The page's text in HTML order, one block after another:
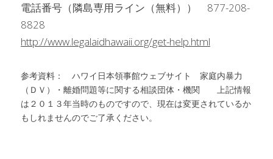
電話番号（隣島専用ライン（無料））　877-208-
8828
http://www.legalaidhawaii.org/get-help.html
参考資料：　ハワイ日本領事館ウェブサイト　家庭内暴力
（ＤＶ）・離婚問題等に関する相談団体・機関　　上記情報
は２０１３年当時のものですので、現在は変更されているか
もしれませんのでご了承ください。